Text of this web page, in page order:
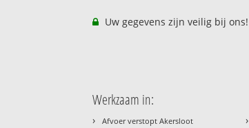
Uw gegevens zijn veilig bij ons!
Werkzaam in:
› Afvoer verstopt Akersloot ›